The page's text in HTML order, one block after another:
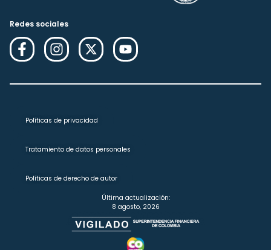
Redes sociales
Políticas de privacidad
Tratamiento de datos personales
Políticas de derecho de autor
Última actualización:
8 agosto, 2026